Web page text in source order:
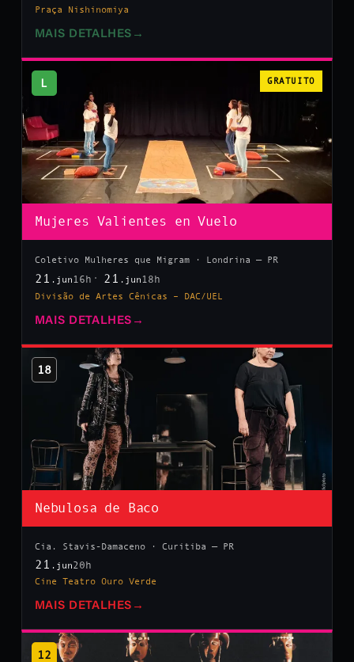
Praça Nishinomiya
MAIS DETALHES →
L GRATUITO
Mujeres Valientes en Vuelo
Coletivo Mulheres que Migram · Londrina — PR
21 .jun 16h 21 .jun 18h
Divisão de Artes Cênicas – DAC/UEL
MAIS DETALHES →
18
Nebulosa de Baco
Cia. Stavis-Damaceno · Curitiba — PR
21 .jun20h
Cine Teatro Ouro Verde
MAIS DETALHES →
12